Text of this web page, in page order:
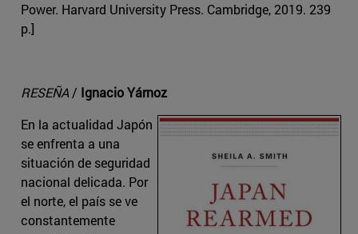
Power. Harvard University Press. Cambridge, 2019. 239
p.]
RESEÑA / Ignacio Yárnoz
En la actualidad Japón
se enfrenta a una
situación de seguridad
nacional delicada. Por
el norte, el país se ve
constantemente